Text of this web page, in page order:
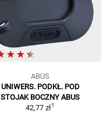
ABUS
UNIWERS. PODKŁ. POD
STOJAK BOCZNY ABUS
42,77 zł1